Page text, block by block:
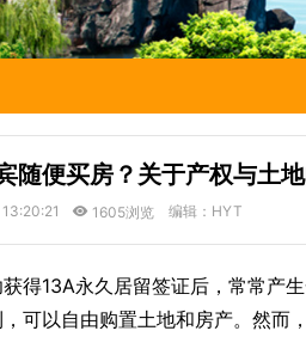
随便买房？关于产权与土
1605浏览 编辑：HYT
得13A永久居留签证后，常常产
可以自由购置土地和房产。然而